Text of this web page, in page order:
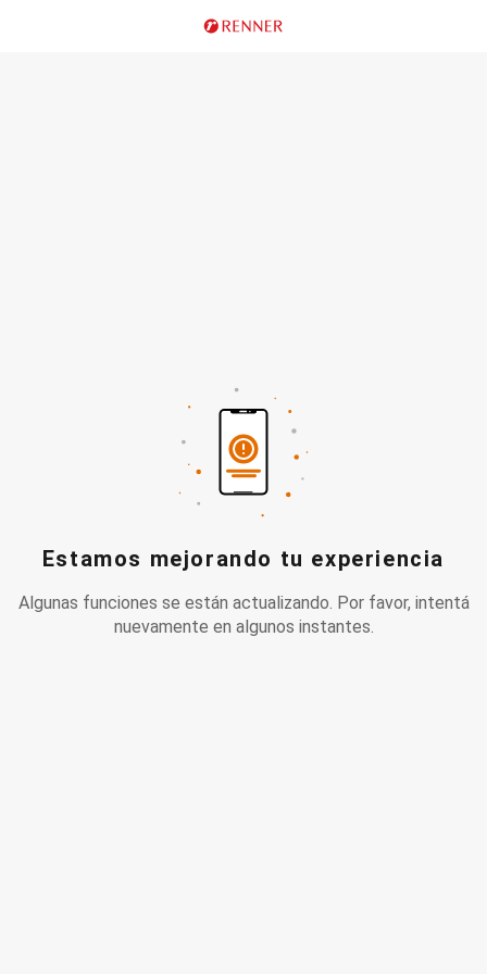
Estamos mejorando tu experiencia
Algunas funciones se están actualizando. Por favor, intentá
nuevamente en algunos instantes.